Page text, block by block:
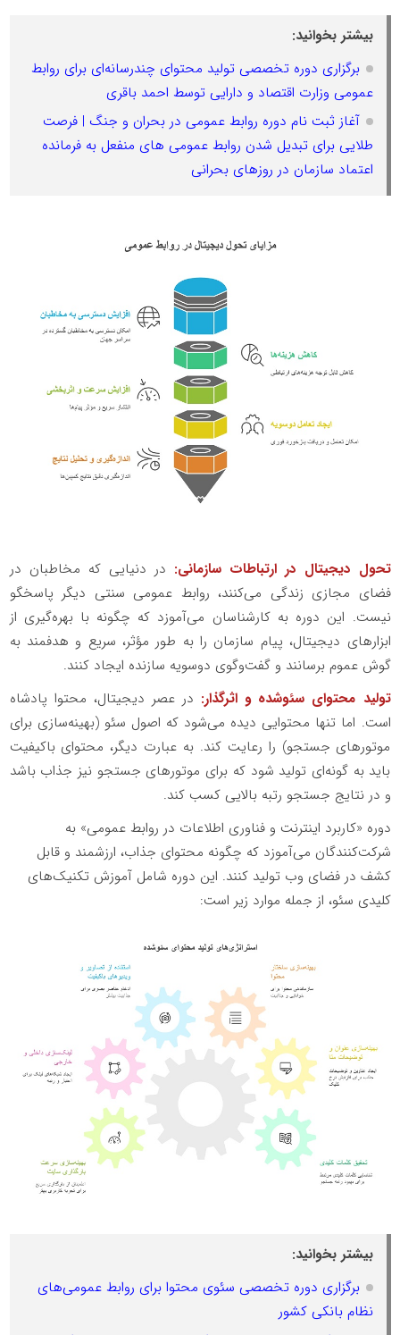
بیشتر بخوانید:
برگزاری دوره تخصصی تولید محتوای چندرسانه‌ای برای روابط
عمومی وزارت اقتصاد و دارایی توسط احمد باقری
آغاز ثبت نام دوره روابط عمومی در بحران و جنگ | فرصت
طلایی برای تبدیل شدن روابط عمومی های منفعل به فرمانده
اعتماد سازمان در روزهای بحرانی
تحول دیجیتال در ارتباطات سازمانی: در دنیایی که مخاطبان در
فضای مجازی زندگی می‌کنند، روابط عمومی سنتی دیگر پاسخگو
نیست. این دوره به کارشناسان می‌آموزد که چگونه با بهره‌گیری از
ابزارهای دیجیتال، پیام سازمان را به طور مؤثر، سریع و هدفمند به
گوش عموم برسانند و گفت‌وگوی دوسویه سازنده ایجاد کنند.
تولید محتوای سئوشده و اثرگذار: در عصر دیجیتال، محتوا پادشاه
است. اما تنها محتوایی دیده می‌شود که اصول سئو (بهینه‌سازی برای
موتورهای جستجو) را رعایت کند. به عبارت دیگر، محتوای باکیفیت
باید به گونه‌ای تولید شود که برای موتورهای جستجو نیز جذاب باشد
و در نتایج جستجو رتبه بالایی کسب کند.
دوره «کاربرد اینترنت و فناوری اطلاعات در روابط عمومی» به
شرکت‌کنندگان می‌آموزد که چگونه محتوای جذاب، ارزشمند و قابل
کشف در فضای وب تولید کنند. این دوره شامل آموزش تکنیک‌های
کلیدی سئو، از جمله موارد زیر است:
بیشتر بخوانید:
برگزاری دوره تخصصی سئوی محتوا برای روابط عمومی‌های
نظام بانکی کشور